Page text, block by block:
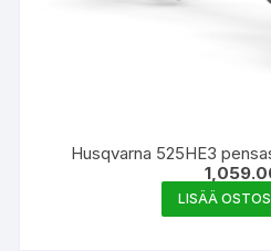
Husqvarna 525HE3
LISÄÄ